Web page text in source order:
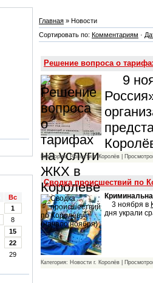
Вс
1
8
15
22
29
Главная » Новости
Сортировать по: Комментариям ·
Решение вопроса о
9
Категория: Новости г. Королёв |
Сводка происшествий по
3 ноября в
дня украли
Категория: Новости г. Королёв |